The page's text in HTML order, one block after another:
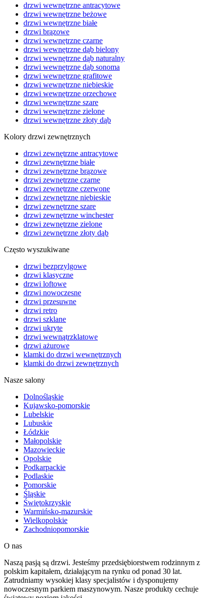
drzwi wewnętrzne antracytowe
drzwi wewnętrzne beżowe
drzwi wewnętrzne białe
drzwi brązowe
drzwi wewnętrzne czarne
drzwi wewnętrzne dąb bielony
drzwi wewnętrzne dąb naturalny
drzwi wewnętrzne dąb sonoma
drzwi wewnętrzne grafitowe
drzwi wewnętrzne niebieskie
drzwi wewnętrzne orzechowe
drzwi wewnętrzne szare
drzwi wewnętrzne zielone
drzwi wewnętrzne złoty dąb
Kolory drzwi zewnętrznych
drzwi zewnętrzne antracytowe
drzwi zewnętrzne białe
drzwi zewnętrzne brązowe
drzwi zewnętrzne czarne
drzwi zewnętrzne czerwone
drzwi zewnętrzne niebieskie
drzwi zewnętrzne szare
drzwi zewnętrzne winchester
drzwi zewnętrzne zielone
drzwi zewnętrzne złoty dąb
Często wyszukiwane
drzwi bezprzylgowe
drzwi klasyczne
drzwi loftowe
drzwi nowoczesne
drzwi przesuwne
drzwi retro
drzwi szklane
drzwi ukryte
drzwi wewnątrzklatowe
drzwi ażurowe
klamki do drzwi wewnętrznych
klamki do drzwi zewnętrznych
Nasze salony
Dolnośląskie
Kujawsko-pomorskie
Lubelskie
Lubuskie
Łódzkie
Małopolskie
Mazowieckie
Opolskie
Podkarpackie
Podlaskie
Pomorskie
Śląskie
Świętokrzyskie
Warmińsko-mazurskie
Wielkopolskie
Zachodniopomorskie
O nas
Naszą pasją są drzwi. Jesteśmy przedsiębiorstwem rodzinnym z
polskim kapitałem, działającym na rynku od ponad 30 lat.
Zatrudniamy wysokiej klasy specjalistów i dysponujemy
nowoczesnym parkiem maszynowym. Nasze produkty cechuje